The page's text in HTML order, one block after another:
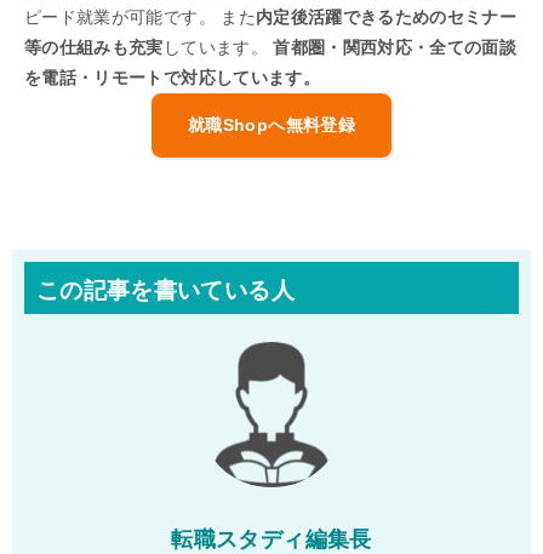
ピード就業が可能です。 また内定後活躍できるためのセミナー
等の仕組みも充実 しています。首都圏・関西対応・全ての面談
を電話・リモートで対応しています。
就職Shopへ無料登録
この記事を書いている人
転職スタディ編集長